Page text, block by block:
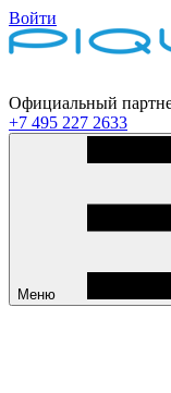
Войти
Официальный
+7 495 227 2633
Меню